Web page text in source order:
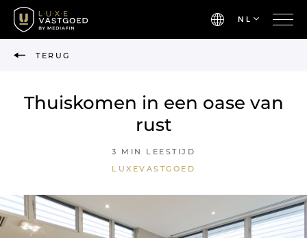
NL
TERUG
Thuiskomen in een oase van
rust
3 MIN LEESTIJD
LUXEVASTGOED